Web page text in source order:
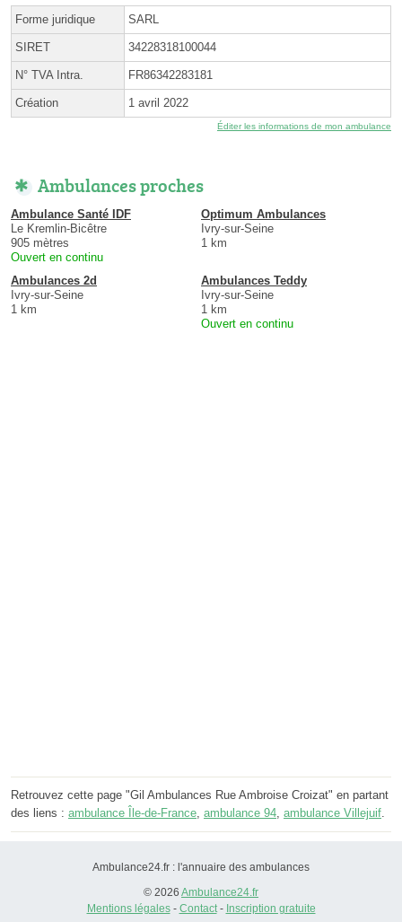
Forme juridique SARL
SIRET 34228318100044
N° TVA Intra. FR86342283181
Création 1 avril 2022
Éditer les informations de mon ambulance
Ambulances proches
Ambulance Santé IDF
Le Kremlin-Bicêtre
905 mètres
Ouvert en continu
Optimum Ambulances
Ivry-sur-Seine
1 km
Ambulances 2d
Ivry-sur-Seine
1 km
Ambulances Teddy
Ivry-sur-Seine
1 km
Ouvert en continu
Retrouvez cette page "Gil Ambulances Rue Ambroise Croizat" en partant
des liens : ambulance Île-de-France ambulance 94 ambulance Villejuif
Ambulance24.fr : l'annuaire des ambulances
© 2026 Ambulance24.fr
Mentions légales- Contact- Inscription gratuite